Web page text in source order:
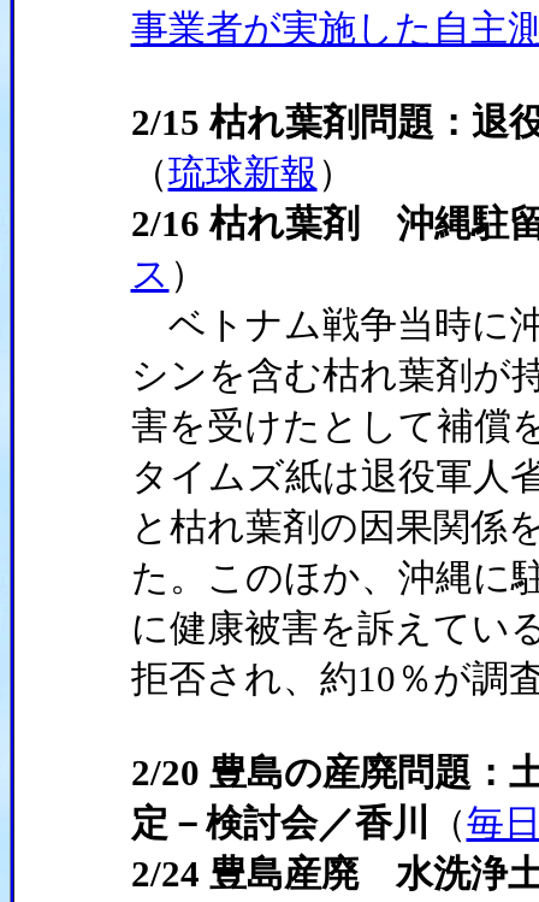
事業者が実施した自主
2/15 枯れ葉剤問題：退
（琉球新報 ）
2/16 枯れ葉剤 沖縄駐
ス ）
ベトナム戦争当時に
シンを含む枯れ葉剤が
害を受けたとして補償
タイムズ紙は退役軍人
と枯れ葉剤の因果関係
た。このほか、沖縄に
に健康被害を訴えてい
拒否され、約10％が調
2/20 豊島の産廃問題：
定－検討会／香川
（毎
2/24 豊島産廃 水洗浄